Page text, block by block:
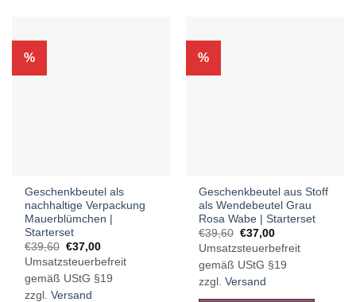
auf.
werden
%
Geschenkbeutel als
nachhaltige Verpackung
Mauerblümchen |
Starterset
€39,60 Ursprünglicher
Preis
war:
€39,60
€37,00Aktueller
Preis
ist:
€37,00.
Umsatzsteuerbefreit
gemäß UStG §19
zzgl.Versand
%
Geschenkbeutel aus Stoff
als Wendebeutel Grau
Rosa Wabe | Starterset
€39,60 Ursprünglicher
Preis
war:
€39,60
€37,00Aktueller
Preis
ist:
€37,00.
Umsatzsteuerbefreit
gemäß UStG §19
zzgl.Versand